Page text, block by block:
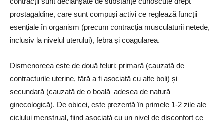
prostagaldine, care sunt compuși activi ce reglează funcții
esențiale în organism (precum contracția musculaturii netede,
inclusiv la nivelul uterului), febra și coagularea.
Dismenoreea este de două feluri: primară (cauzată de
contracturile uterine, fără a fi asociată cu alte boli) și
secundară (cauzată de o boală, adesea de natură
ginecologică). De obicei, este prezentă în primele 1-2 zile ale
ciclului menstrual, fiind asociată cu un nivel de disconfort ce